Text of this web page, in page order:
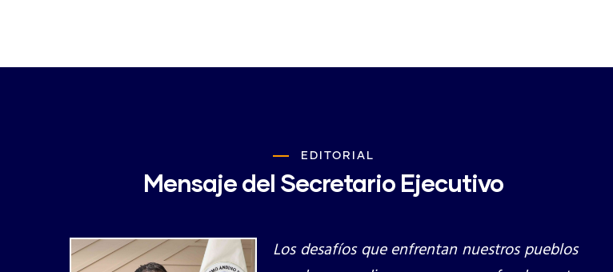
EDITORIAL
Mensaje del Secretario Ejecutivo
Los desafíos que enfrentan nuestros pueblos